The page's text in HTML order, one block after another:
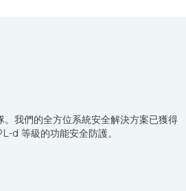
我們的全方位系統安全解決方案已獲得
d 等級的功能安全防護。